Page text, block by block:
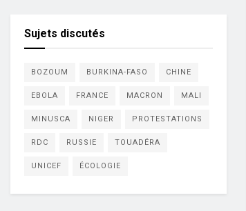
Sujets discutés
BOZOUM BURKINA-FASO CHINE
EBOLA FRANCE MACRON MALI
MINUSCA NIGER PROTESTATIONS
RDC RUSSIE TOUADÉRA
UNICEF ÉCOLOGIE